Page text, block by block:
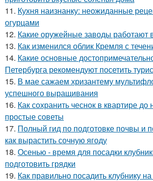
11. Кухня наизнанку: неожиданные
огурцами
12. Какие оружейные заводы работают
13. Как изменился облик Кремля с
14. Какие основные
Петербурга рекомендуют посетить
15. В мае сажаем хризантему
успешного выращивания
16. Как сохранить чеснок в квартире до
простые советы
17. Полный гид по подготовке почвы и
как вырастить сочную ягоду
18. Осенью - время для посадки
подготовить грядки
19. Как правильно посадить клубнику